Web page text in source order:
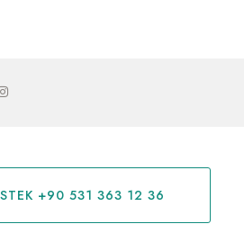
+90 531 363 12 36